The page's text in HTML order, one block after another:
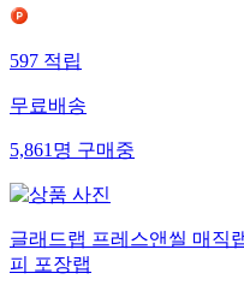
597 적립
무료배송
5,861 명 구매중
글래드랩 프레스앤씰 매직
피 포장랩